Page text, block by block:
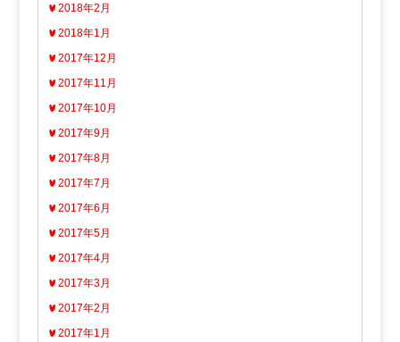
2018年2月
2018年1月
2017年12月
2017年11月
2017年10月
2017年9月
2017年8月
2017年7月
2017年6月
2017年5月
2017年4月
2017年3月
2017年2月
2017年1月